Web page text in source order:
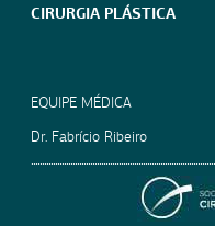
CIRURGIA PLÁSTICA
EQUIPE MÉDICA
Dr. Fabrício Ribeiro